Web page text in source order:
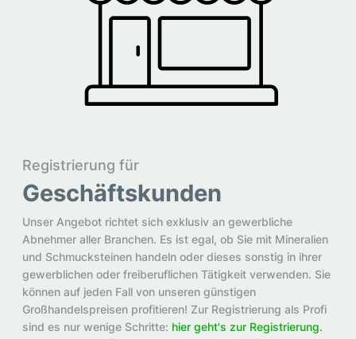
Registrierung für
Geschäftskunden
Unser Angebot richtet sich exklusiv an gewerbliche
Abnehmer aller Branchen. Es ist egal, ob Sie mit Mineralien
und Schmucksteinen handeln oder dieses sonstig in ihrer
gewerblichen oder freiberuflichen Tätigkeit verwenden. Sie
können auf jeden Fall von unseren günstigen
Großhandelspreisen profitieren! Zur Registrierung als Profi
sind es nur wenige Schritte: hier geht's zur Registrierung.